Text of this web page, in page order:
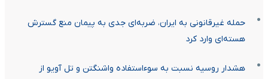
حمله غیرقانونی به ایران، ضربه‌ای جدی به پیمان منع گسترش
هسته‌ای وارد کرد
هشدار روسیه نسبت به سوءاستفاده واشنگتن و تل آویو از